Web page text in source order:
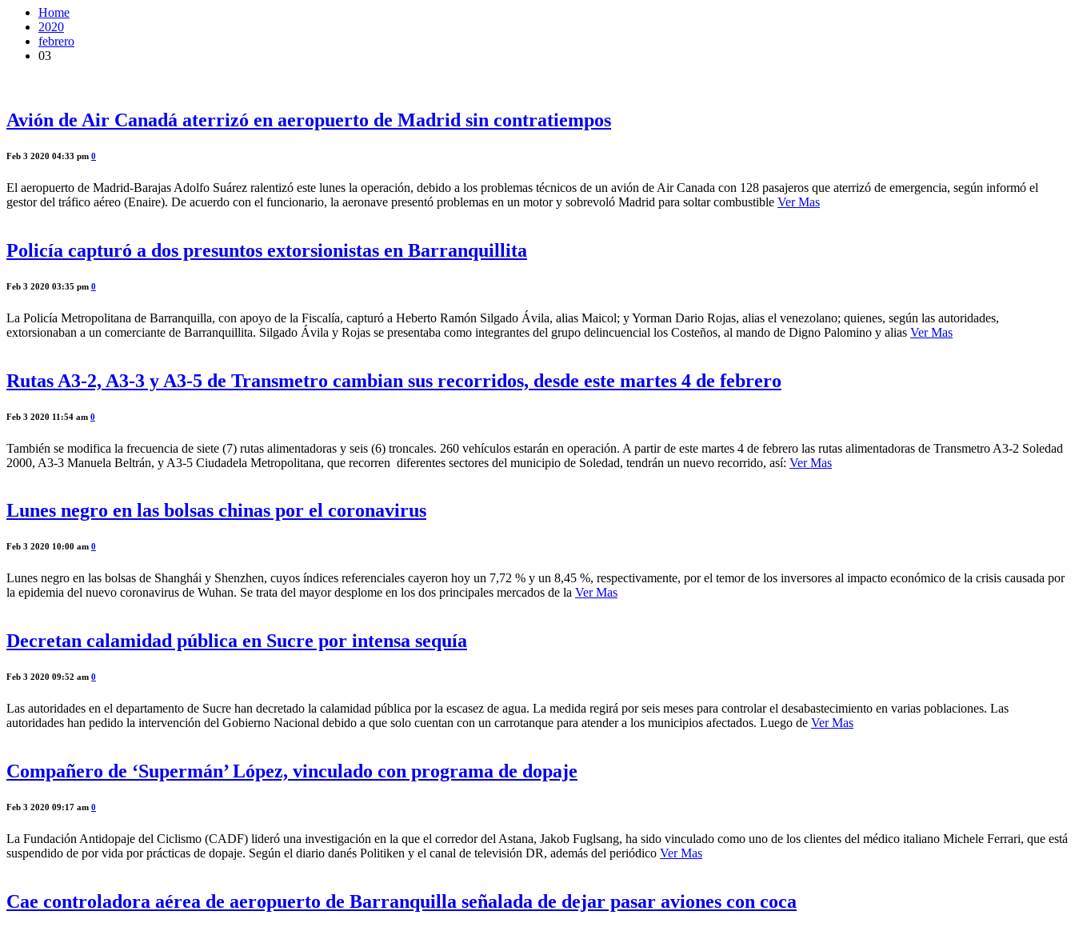
Home
2020
febrero
03
Avión de Air Canadá aterrizó en aeropuerto de Madrid sin contratiempos
Feb 3 2020 04:33 pm 0
El aeropuerto de Madrid-Barajas Adolfo Suárez ralentizó este lunes la operación, debido a los problemas técnicos de un avión de Air Canada con 128 pasajeros que aterrizó de emergencia, según informó el
gestor del tráfico aéreo (Enaire). De acuerdo con el funcionario, la aeronave presentó problemas en un motor y sobrevoló Madrid para soltar combustible Ver Mas
Policía capturó a dos presuntos extorsionistas en Barranquillita
Feb 3 2020 03:35 pm 0
La Policía Metropolitana de Barranquilla, con apoyo de la Fiscalía, capturó a Heberto Ramón Silgado Ávila, alias Maicol; y Yorman Dario Rojas, alias el venezolano; quienes, según las autoridades,
extorsionaban a un comerciante de Barranquillita. Silgado Ávila y Rojas se presentaba como integrantes del grupo delincuencial los Costeños, al mando de Digno Palomino y alias Ver Mas
Rutas A3-2, A3-3 y A3-5 de Transmetro cambian sus recorridos, desde este martes 4 de febrero
Feb 3 2020 11:54 am 0
También se modifica la frecuencia de siete (7) rutas alimentadoras y seis (6) troncales. 260 vehículos estarán en operación. A partir de este martes 4 de febrero las rutas alimentadoras de Transmetro A3-2 Soledad
2000, A3-3 Manuela Beltrán, y A3-5 Ciudadela Metropolitana, que recorren diferentes sectores del municipio de Soledad, tendrán un nuevo recorrido, así: Ver Mas
Lunes negro en las bolsas chinas por el coronavirus
Feb 3 2020 10:00 am 0
Lunes negro en las bolsas de Shanghái y Shenzhen, cuyos índices referenciales cayeron hoy un 7,72 % y un 8,45 %, respectivamente, por el temor de los inversores al impacto económico de la crisis causada por
la epidemia del nuevo coronavirus de Wuhan. Se trata del mayor desplome en los dos principales mercados de la Ver Mas
Decretan calamidad pública en Sucre por intensa sequía
Feb 3 2020 09:52 am 0
Las autoridades en el departamento de Sucre han decretado la calamidad pública por la escasez de agua. La medida regirá por seis meses para controlar el desabastecimiento en varias poblaciones. Las
autoridades han pedido la intervención del Gobierno Nacional debido a que solo cuentan con un carrotanque para atender a los municipios afectados. Luego de Ver Mas
Compañero de ‘Supermán’ López, vinculado con programa de dopaje
Feb 3 2020 09:17 am 0
La Fundación Antidopaje del Ciclismo (CADF) lideró una investigación en la que el corredor del Astana, Jakob Fuglsang, ha sido vinculado como uno de los clientes del médico italiano Michele Ferrari, que está
suspendido de por vida por prácticas de dopaje. Según el diario danés Politiken y el canal de televisión DR, además del periódico Ver Mas
Cae controladora aérea de aeropuerto de Barranquilla señalada de dejar pasar aviones con coca